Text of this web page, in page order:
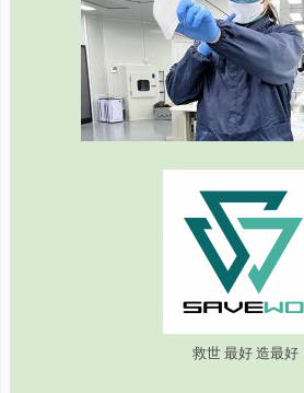
救世 最好 造最好